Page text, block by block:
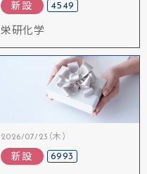
新設 4549
栄研化学
2026/07/23（木）
新設 6993